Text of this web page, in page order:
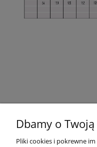
Dbamy o
Pliki cookies i pokrewne